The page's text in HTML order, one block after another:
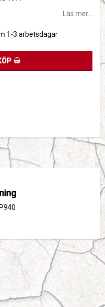
Läs mer...
1-3 arbetsdagar